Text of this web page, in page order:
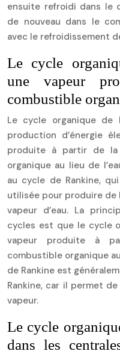
ensuite refroidi dans le
de nouveau dans le
avec le refroidissement
Le cycle
une vapeur
combustible
Le cycle organique de
production d’énergie
produite à partir de la
organique au lieu de
au cycle de Rankine,
utilisée pour produire de
vapeur d’eau. La
cycles est que le cycle
vapeur produite à
combustible organique
de Rankine est
Rankine, car il permet
vapeur.
Le cycle
dans les